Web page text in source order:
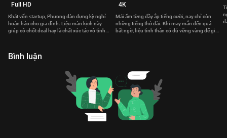
Full HD
Khát vốn startup, Phương dàn dựng kỳ nghỉ
hoàn hảo cho gia đình. Liệu màn kịch này
giúp cô chốt deal hay là chất xúc tác vô tình
4K
Mái ấm từng đầy ắp tiếng cười, nay chỉ còn
những tiếng thở dài. Khi may mắn đến quá
bất ngờ, liệu tình thân có đủ vững vàng để giữ
Bình luận